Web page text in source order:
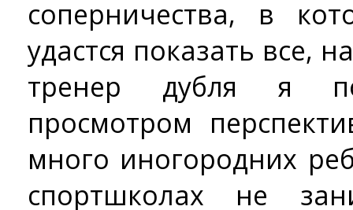
соперничества, в
удастся показать все,
тренер дубля я
просмотром
много иногородних
спортшколах не